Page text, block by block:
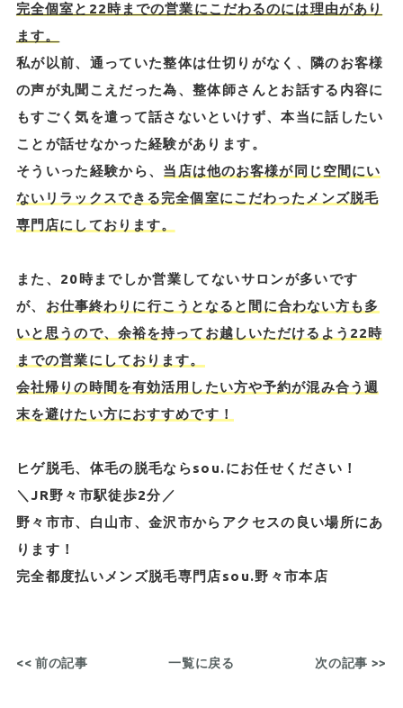
完全個室と22時までの営業にこだわるのには理由があり
ます。
私が以前、通っていた整体は仕切りがなく、隣のお客様
の声が丸聞こえだった為、整体師さんとお話する内容に
もすごく気を遣って話さないといけず、本当に話したい
ことが話せなかった経験があります。
そういった経験から、 当店は他のお客様が同じ空間にい
ないリラックスできる完全個室にこだわったメンズ脱毛
専門店にしております。
また、20時までしか営業してないサロンが多いです
が、 お仕事終わりに行こうとなると間に合わない方も多
いと思うので、余裕を持ってお越しいただけるよう22時
までの営業にしております。
会社帰りの時間を有効活用したい方や予約が混み合う週
末を避けたい方におすすめです！
ヒゲ脱毛、体毛の脱毛ならsou.にお任せください！
＼JR野々市駅徒歩2分／
野々市市、白山市、金沢市からアクセスの良い場所にあ
ります！
完全都度払いメンズ脱毛専門店sou.野々市本店
<< 前の記事 一覧に戻る 次の記事 >>